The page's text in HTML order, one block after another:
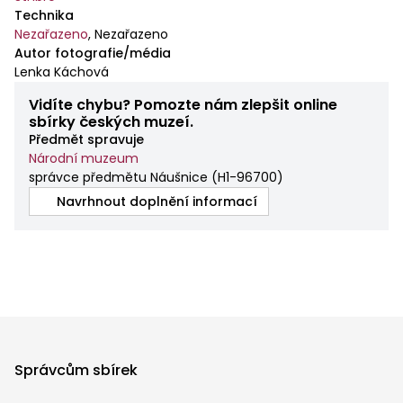
včetně granulace, koncové cetky mají tvar štíhlým
palmet trojlaločných. Je z tmavšího šedého stříbra.
Má pouze 7 závěsek
(zřejmě bylo tomu tak již původně), u 1 z nich je
odtržena koncová cetka.
Technika
Nezařazeno, Nezařazeno
Autor fotografie/média
Lenka Káchová
Vidíte chybu? Pomozte nám zlepšit online
sbírky českých muzeí.
Předmět spravuje
Národní muzeum
správce předmětu Náušnice (H1-96700)
Navrhnout doplnění informací
Správcům sbírek